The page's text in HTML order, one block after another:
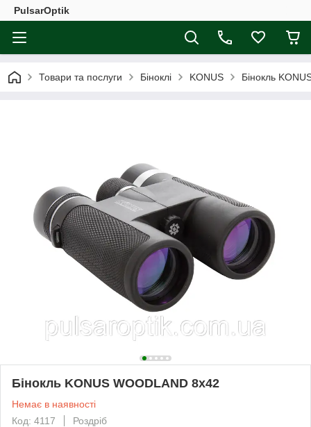
PulsarOptik
Товари та послуги Біноклі KONUS Бінокль
Бінокль KONUS WOODLAND 8x42
Немає в наявності
Код: 4117
Роздріб